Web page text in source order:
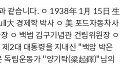
같습니다. ㅇ 1938年 1月 15日 生
경제학 박사 ㅇ 美 포드자동차사
ㅇ 백범 김구기념관 건립위원장 ㅇ
2대 대통령을 지내신 "백암 박은
독립운동가 "양기탁(梁起鐸)"님의